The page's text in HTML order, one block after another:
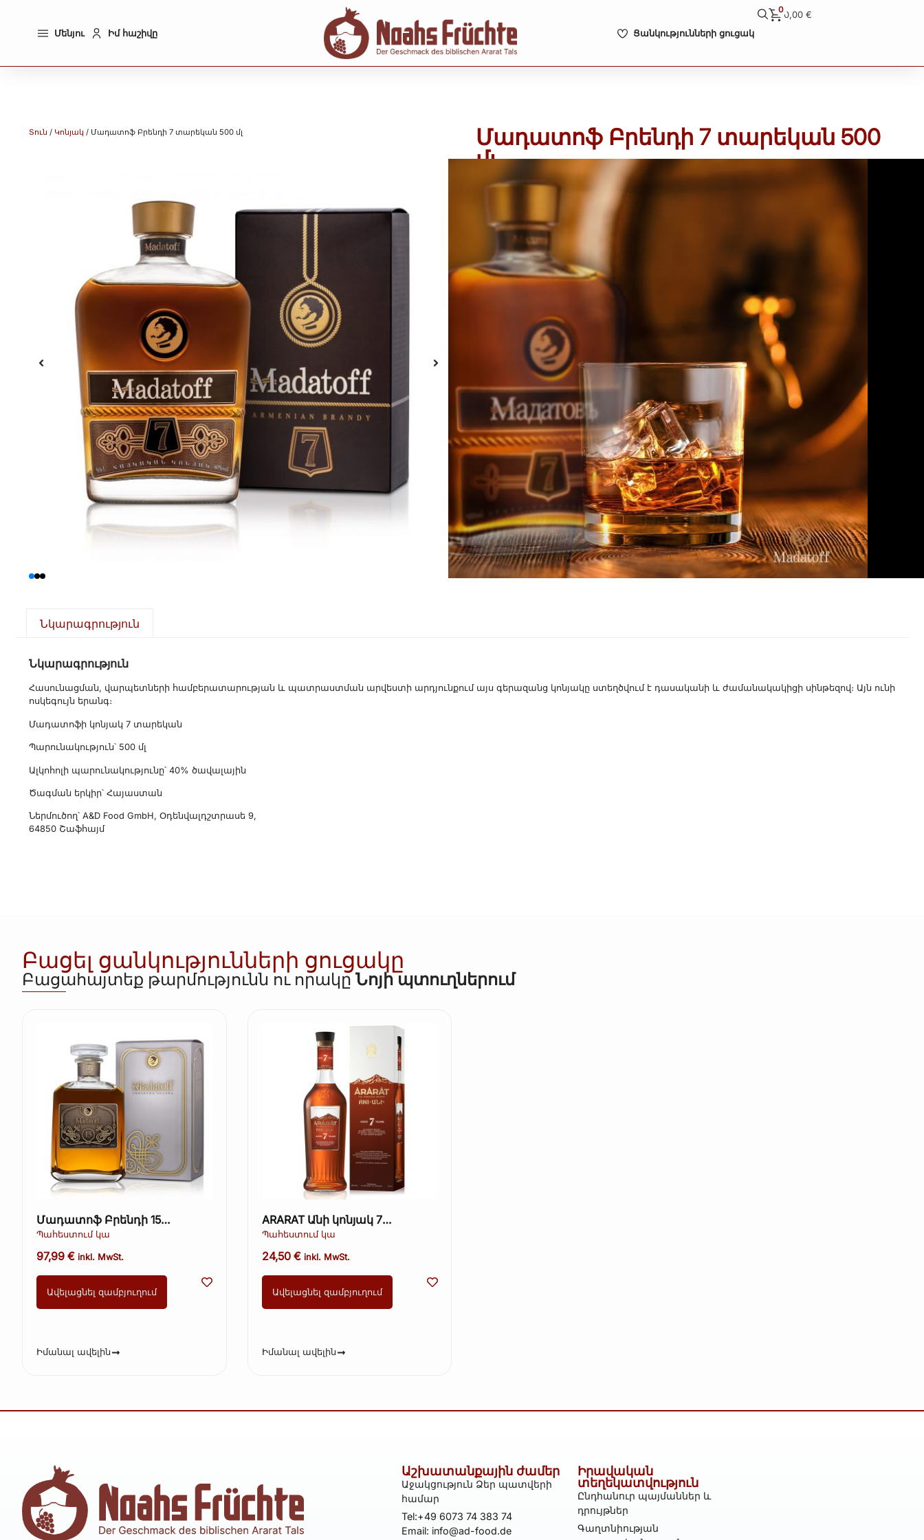
Մենյու Իմ հաշիվը Ցանկությունների ցուցակ
00,00€
Տուն / Կոնյակ / Մադատոֆ Բրենդի 7 տարեկան 500 մլ
Մադատոֆ Բրենդի 7 տարեկան 500
մլ
OBR-009 Կատեգորիա Կոնյակ
inkl. MwSt.
Includes 19% MwSt. 19% DE
€ / 1 Լ)
գումարածառաքում
Out of stock
Նկարագրություն
Նկարագրություն
Հասունացման, վարպետների համբերատարության և պատրաստման արվեստի արդյունքում այս գերազանց կոնյակը ստեղծվում է դասականի և ժամանակակիցի սինթեզով։ Այն ունի
ոսկեգույն երանգ։
Մադատոֆի կոնյակ 7 տարեկան
Պարունակություն՝ 500 մլ
Ալկոհոլի պարունակությունը՝ 40% ծավալային
Ծագման երկիր՝ Հայաստան
Ներմուծող՝ A&D Food GmbH, Օդենվալդշտրասե 9,
64850 Շաֆհայմ
Բացել ցանկությունների ցուցակը
Բացահայտեք թարմությունն ու որակըՆոյի պտուղներում
Մադատոֆ Բրենդի 15
տարեկան 700 մլ
Պահեստում կա
97,99 € inkl. MwSt.
Ավելացնել զամբյուղում
Իմանալ ավելին
ARARAT Անի կոնյակ 7
տարեկան 500 մլ
Պահեստում կա
24,50 € inkl. MwSt.
Ավելացնել զամբյուղում
Իմանալ ավելին
Աշխատանքային ժամեր
Աջակցություն Ձեր պատվերի
համար
Tel:+49 6073 74 383 74
Email: info@ad-food.de
Իրավական
տեղեկատվություն
Ընդհանուր պայմաններ և
դրույթներ
Գաղտնիության